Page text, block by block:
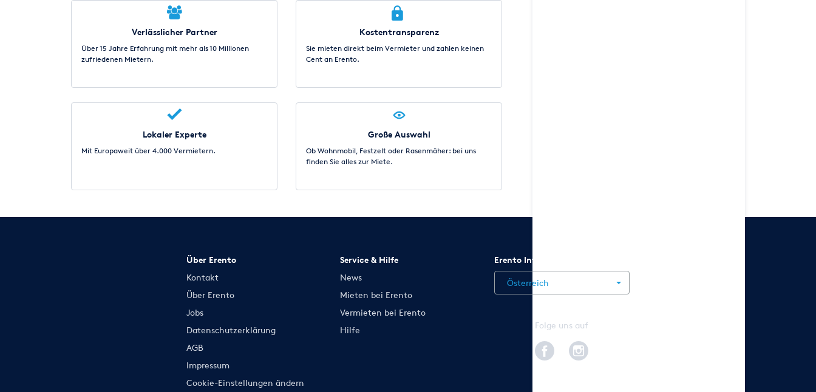
Verlässlicher Partner
Über 15 Jahre Erfahrung mit mehr als 10 Millionen
zufriedenen Mietern.
Lokaler Experte
Mit Europaweit über 4.000 Vermietern.
Kostentransparenz
Sie mieten direkt beim Vermieter und zahlen keinen
Cent an Erento.
Große Auswahl
Ob Wohnmobil, Festzelt oder Rasenmäher: bei uns
finden Sie alles zur Miete.
Über Erento
Kontakt
Über Erento
Jobs
Datenschutzerklärung
AGB
Impressum
Cookie-Einstellungen ändern
Service & Hilfe
News
Mieten bei Erento
Vermieten bei Erento
Hilfe
Erento International
Österreich
Folge uns auf